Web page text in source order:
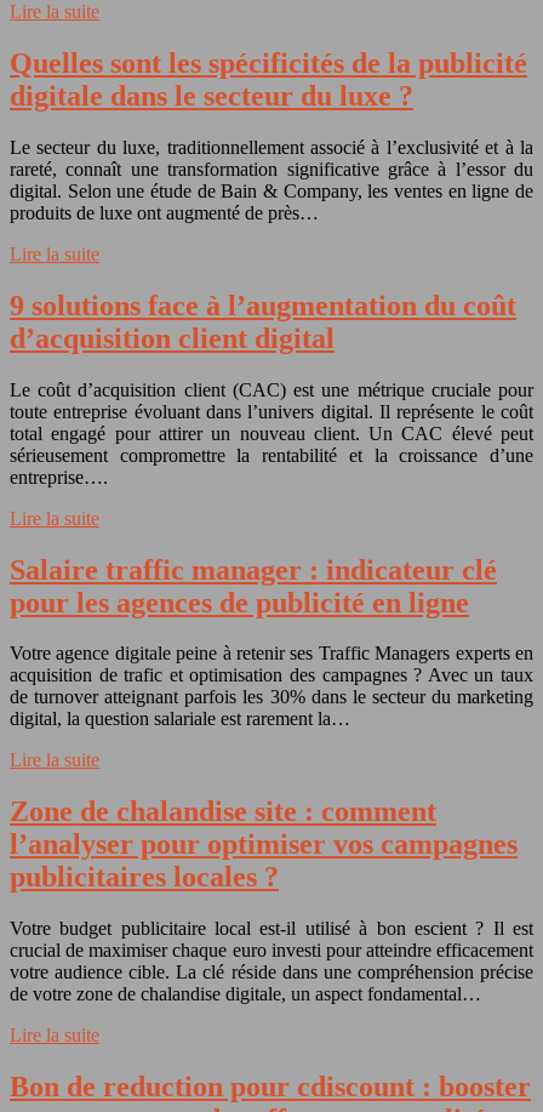
Lire la suite
Quelles sont les spécificités de la publicité
digitale dans le secteur du luxe ?
Le secteur du luxe, traditionnellement associé à l’exclusivité et à la
rareté, connaît une transformation significative grâce à l’essor du
digital. Selon une étude de Bain & Company, les ventes en ligne de
produits de luxe ont augmenté de près…
Lire la suite
9 solutions face à l’augmentation du coût
d’acquisition client digital
Le coût d’acquisition client (CAC) est une métrique cruciale pour
toute entreprise évoluant dans l’univers digital. Il représente le coût
total engagé pour attirer un nouveau client. Un CAC élevé peut
sérieusement compromettre la rentabilité et la croissance d’une
entreprise….
Lire la suite
Salaire traffic manager : indicateur clé
pour les agences de publicité en ligne
Votre agence digitale peine à retenir ses Traffic Managers experts en
acquisition de trafic et optimisation des campagnes ? Avec un taux
de turnover atteignant parfois les 30% dans le secteur du marketing
digital, la question salariale est rarement la…
Lire la suite
Zone de chalandise site : comment
l’analyser pour optimiser vos campagnes
publicitaires locales ?
Votre budget publicitaire local est-il utilisé à bon escient ? Il est
crucial de maximiser chaque euro investi pour atteindre efficacement
votre audience cible. La clé réside dans une compréhension précise
de votre zone de chalandise digitale, un aspect fondamental…
Lire la suite
Bon de reduction pour cdiscount : booster